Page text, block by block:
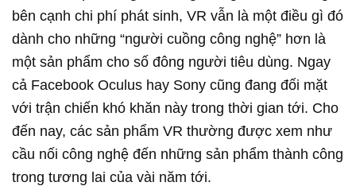
bên cạnh chi phí phát sinh, VR vẫn là một điều gì đó
dành cho những “người cuồng công nghệ” hơn là
một sản phẩm cho số đông người tiêu dùng. Ngay
cả Facebook Oculus hay Sony cũng đang đối mặt
với trận chiến khó khăn này trong thời gian tới. Cho
đến nay, các sản phẩm VR thường được xem như
cầu nối công nghệ đến những sản phẩm thành công
trong tương lai của vài năm tới.